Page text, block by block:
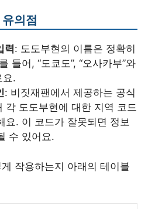
의점
력: 도도부현의 이름은 정확히
들어, “도쿄도”, “오사카부”와
요.
: 비짓재팬에서 제공하는 공식
각 도도부현에 대한 지역 코드
요. 이 코드가 잘못되면 정보
수 있어요.
작용하는지 아래의 테이블